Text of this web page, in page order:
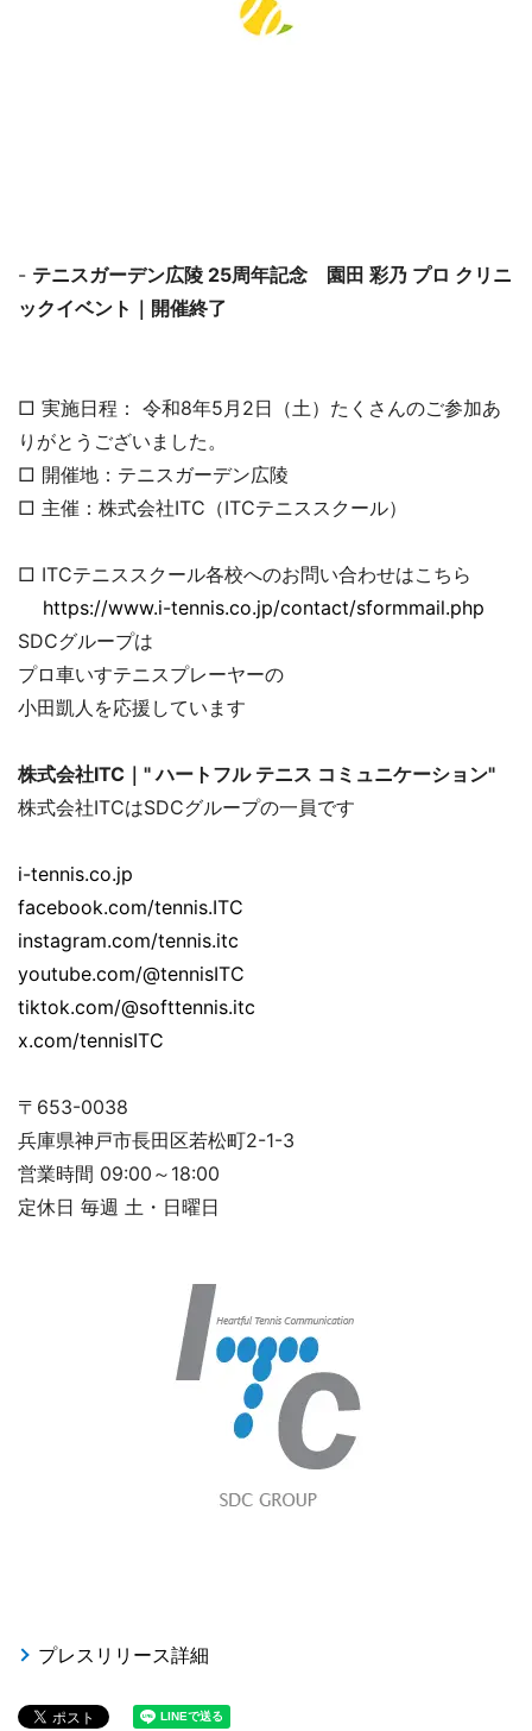
- テニスガーデン広陵 25周年記念 園田 彩乃 プロ クリニ
ックイベント｜開催終了
□ 実施日程： 令和8年5月2日（土）たくさんのご参加あ
りがとうございました。
□ 開催地：テニスガーデン広陵
□ 主催：株式会社ITC（ITCテニススクール）
□ ITCテニススクール各校へのお問い合わせはこちら
https://www.i-tennis.co.jp/contact/sformmail.php
SDCグループは
プロ車いすテニスプレーヤーの
小田凱人を応援しています
株式会社ITC｜" ハートフル テニス コミュニケーション"
株式会社ITCはSDCグループの一員です
i-tennis.co.jp
facebook.com/tennis.ITC
instagram.com/tennis.itc
youtube.com/@tennisITC
tiktok.com/@softtennis.itc
x.com/tennisITC
〒653-0038
兵庫県神戸市長田区若松町2-1-3
営業時間 09:00～18:00
定休日 毎週 土・日曜日
プレスリリース詳細